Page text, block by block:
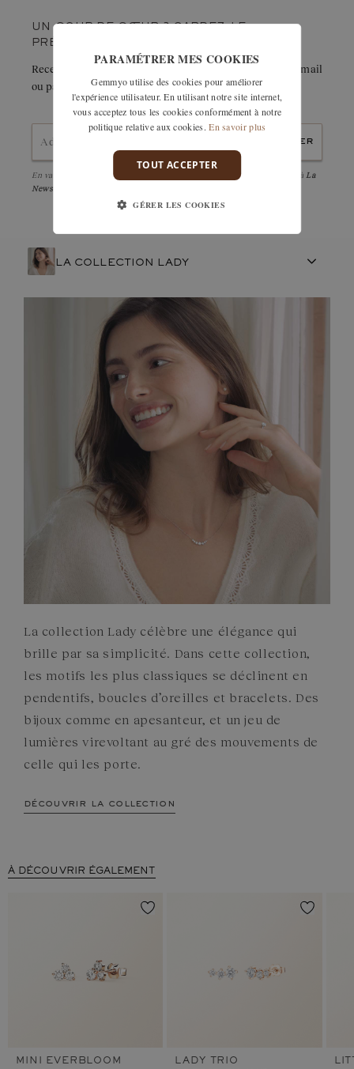
sommes arrivés à concevoir un bijou extrêmement réussi, que
toute femme mériterait d’avoir dans sa garde-robe ! »
UN COUP DE CŒUR ? GARDEZ-LE
PRÉCIEUSEMENT.
Recevez immédiatement le détail de cette création par e-mail
ou partagez-la facilement avec un proche.
envoyer
En validant, j'accepte la et d'être abonné à La
Newsletter
LA COLLECTION LADY
ARTISANAT FRANÇAIS
ENGAGEMENTS
La collection Lady célèbre une élégance qui
brille par sa simplicité. Dans cette collection,
les motifs les plus classiques se déclinent en
pendentifs, boucles d’oreilles et bracelets. Des
bijoux comme en apesanteur, et un jeu de
lumières virevoltant au gré des mouvements de
celle qui les porte.
découvrir la collection
À DÉCOUVRIR ÉGALEMENT
MINI EVERBLOOM LADY TRIO
PARAMÉTRER MES COOKIES
Gemmyo utilise des cookies pour améliorer
l'expérience utilisateur. En utilisant notre site internet,
vous acceptez tous les cookies conformément à notre
politique relative aux cookies. En savoir plus
TOUT ACCEPTER
GÉRER LES COOKIES